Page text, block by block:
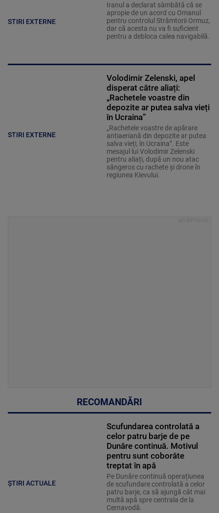
STIRI EXTERNE
Iranul a declarat sâmbătă că se
apropie de un acord cu Omanul
pentru controlul Strâmtorii Ormuz,
dar că acesta nu va fi suficient
pentru a debloca calea navigabilă.
STIRI EXTERNE
Volodimir Zelenski, apel
disperat către aliați:
„Rachetele voastre din
depozite ar putea salva vieți
în Ucraina”
„Rachetele voastre de apărare
antiaeriană din depozite ar putea
salva vieți, în Ucraina”. Este
mesajul lui Volodimir Zelenski
pentru aliați, după un nou atac
sângeros cu rachete și drone în
regiunea Kievului.
RECOMANDĂRI
ȘTIRI ACTUALE
Scufundarea controlată a
celor patru barje de pe
Dunăre continuă. Motivul
pentru sunt coborâte
treptat în apă
Pe Dunăre continuă operațiunea
de scufundare controlată a celor
patru barje, ca să ajungă cât mai
multă apă spre centrala de la
Cernavodă.